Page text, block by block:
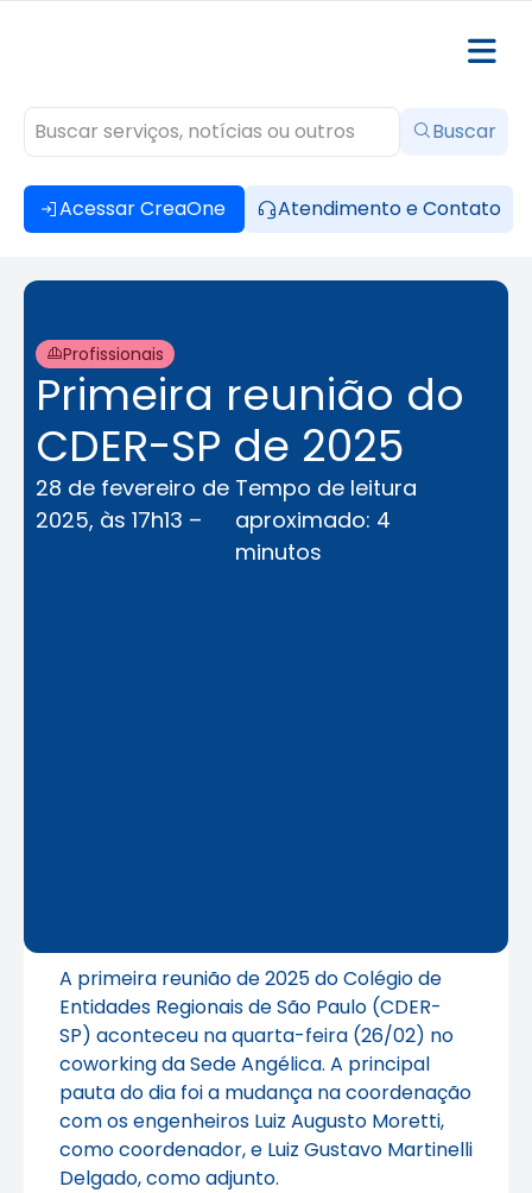
Acessar CreaOne Atendimento e Contato
Buscar
Profissionais
Primeira reunião do
CDER-SP de 2025
28 de fevereiro de
2025, às 17h13 –
Tempo de leitura
aproximado: 4
minutos
A primeira reunião de 2025 do Colégio de
Entidades Regionais de São Paulo (CDER-
SP) aconteceu na quarta-feira (26/02) no
coworking da Sede Angélica. A principal
pauta do dia foi a mudança na coordenação
com os engenheiros Luiz Augusto Moretti,
como coordenador, e Luiz Gustavo Martinelli
Delgado, como adjunto.